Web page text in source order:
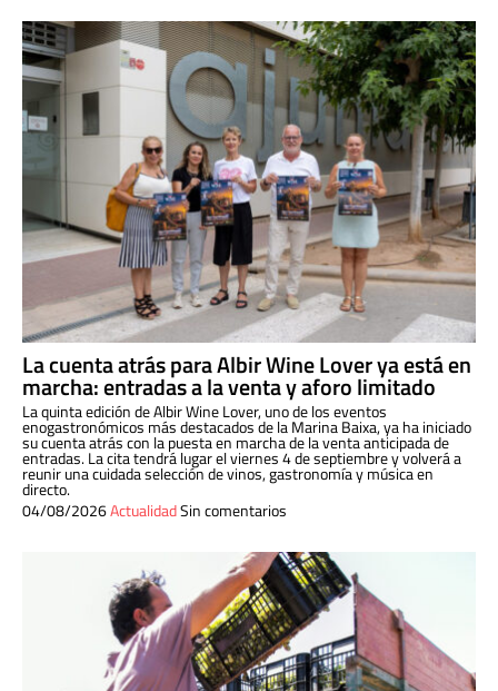
La cuenta atrás para Albir Wine Lover ya está en
marcha: entradas a la venta y aforo limitado
La quinta edición de Albir Wine Lover, uno de los eventos
enogastronómicos más destacados de la Marina Baixa, ya ha iniciado
su cuenta atrás con la puesta en marcha de la venta anticipada de
entradas. La cita tendrá lugar el viernes 4 de septiembre y volverá a
reunir una cuidada selección de vinos, gastronomía y música en
directo.
04/08/2026ActualidadSin comentarios